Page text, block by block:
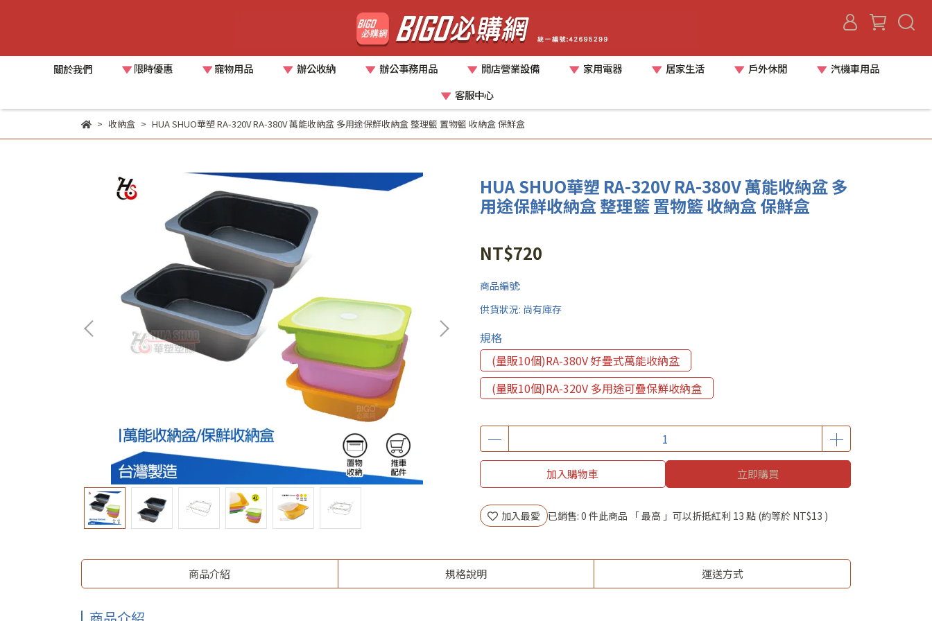
關於我們 限時優惠 寵物用品 辦公收納 辦公事務用品 開店營業設備 家用電器 居家生活 戶外休閒
汽機車用品
客服中心
收納盒 HUA SHUO華塑 RA-320V RA-380V 萬能收納盆 多用途保鮮收納盒 整理籃 置物籃 收納盒 保鮮盒
HUA SHUO華塑 RA-320V RA-380V 萬能收納盆 多
用途保鮮收納盒 整理籃 置物籃 收納盒 保鮮盒
NT$720
商品編號:
供貨狀況: 尚有庫存
規格
(量販10個)RA-380V 好疊式萬能收納盆
(量販10個)RA-320V 多用途可疊保鮮收納盒
加入購物車 立即購買
加入最愛 已銷售: 0 件此商品 「 最高 」可以折抵紅利 13 點 (約等於 NT$13 )
商品介紹 規格說明 運送方式